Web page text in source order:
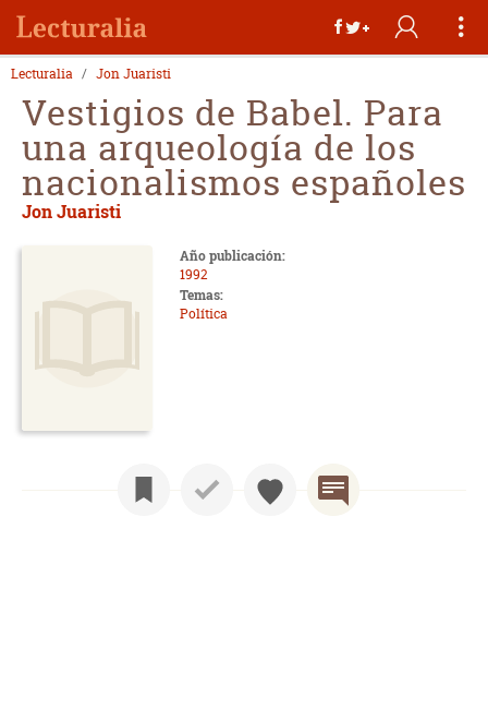
Lecturalia Jon Juaristi
Vestigios de Babel. Para
una arqueología de los
nacionalismos españoles
Jon Juaristi
Año publicación:
1992
Temas:
Política